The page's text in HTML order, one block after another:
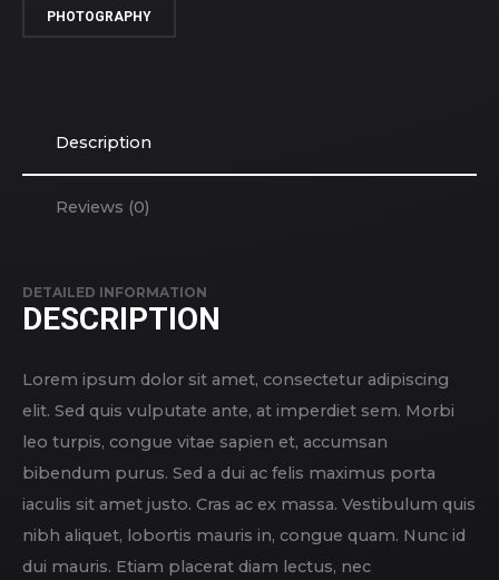
PHOTOGRAPHY
Description
Reviews (0)
DETAILED INFORMATION
DESCRIPTION
Lorem ipsum dolor sit amet, consectetur adipiscing
elit. Sed quis vulputate ante, at imperdiet sem. Morbi
leo turpis, congue vitae sapien et, accumsan
bibendum purus. Sed a dui ac felis maximus porta
iaculis sit amet justo. Cras ac ex massa. Vestibulum quis
nibh aliquet, lobortis mauris in, congue quam. Nunc id
dui mauris. Etiam placerat diam lectus, nec